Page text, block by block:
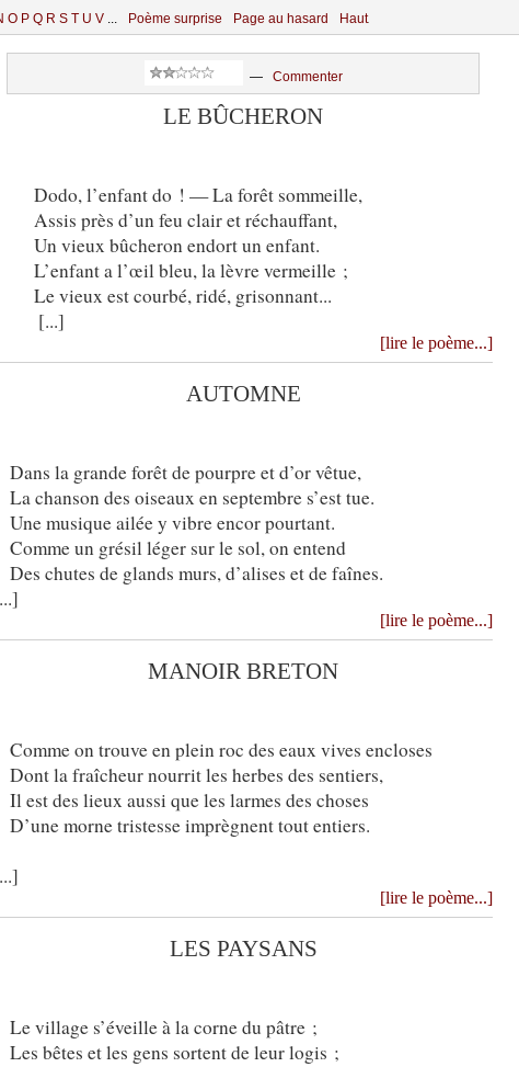
O P Q R S T U V ... Poème surprise Page au hasard Haut
— Commenter
LE BÛCHERON
Dodo, l’enfant do ! — La forêt sommeille,
Assis près d’un feu clair et réchauffant,
Un vieux bûcheron endort un enfant.
L’enfant a l’œil bleu, la lèvre vermeille ;
Le vieux est courbé, ridé, grisonnant...
[...]
[lire le poème...]
AUTOMNE
Dans la grande forêt de pourpre et d’or vêtue,
La chanson des oiseaux en septembre s’est tue.
Une musique ailée y vibre encor pourtant.
Comme un grésil léger sur le sol, on entend
Des chutes de glands murs, d’alises et de faînes.
[lire le poème...]
MANOIR BRETON
Comme on trouve en plein roc des eaux vives encloses
Dont la fraîcheur nourrit les herbes des sentiers,
Il est des lieux aussi que les larmes des choses
D’une morne tristesse imprègnent tout entiers.
[lire le poème...]
LES PAYSANS
Le village s’éveille à la corne du pâtre ;
Les bêtes et les gens sortent de leur logis ;